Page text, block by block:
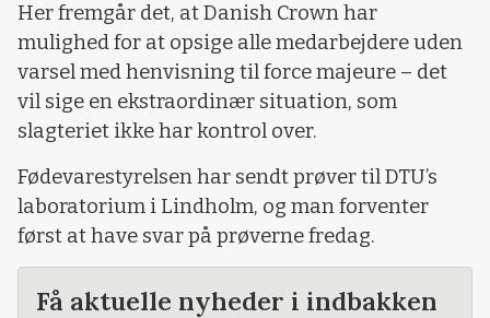
Her fremgår det, at Danish Crown har
mulighed for at opsige alle medarbejdere uden
varsel med henvisning til force majeure – det
vil sige en ekstraordinær situation, som
slagteriet ikke har kontrol over.
Fødevarestyrelsen har sendt prøver til DTU’s
laboratorium i Lindholm, og man forventer
først at have svar på prøverne fredag.
Få aktuelle nyheder i indbakken